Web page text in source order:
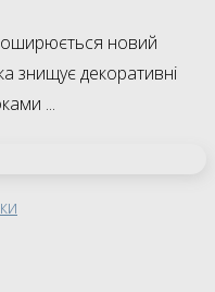
новий
знищує декоративні
...